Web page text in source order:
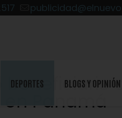
DEPORTES BLOGS Y OPINIÓN
beneficiario
en Panamá